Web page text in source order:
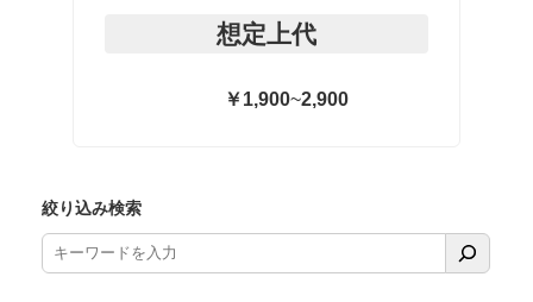
想定上代
￥1,900~2,900
絞り込み検索